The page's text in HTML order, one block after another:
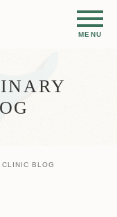
BLOG